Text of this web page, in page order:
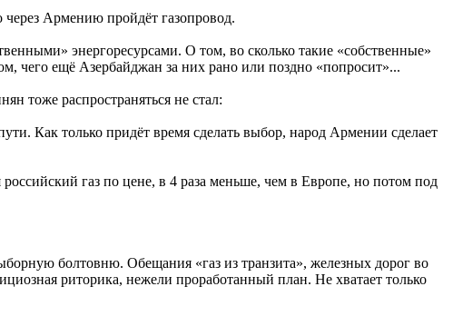
через Армению пройдёт газопровод.
энергоресурсами. О том, во сколько такие «собственные»
чего ещё Азербайджан за них рано или поздно «попросит»...
тоже распространяться не стал:
Как только придёт время сделать выбор, народ Армении сделает
газ по цене, в 4 раза меньше, чем в Европе, но потом под
болтовню. Обещания «газ из транзита», железных дорог во
риторика, нежели проработанный план. Не хватает только